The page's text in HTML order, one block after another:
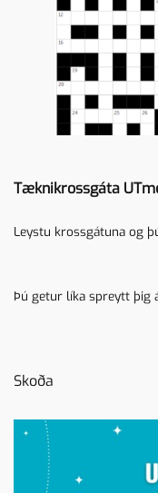
Tæknikrossgáta
Leystu krossgátuna og
Þú getur líka spreytt þig
Skoða